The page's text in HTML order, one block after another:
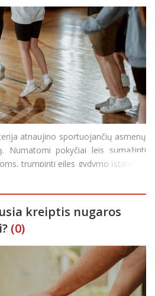
atnaujino sportuojančių asmenų
Numatomi pokyčiai leis sumažinti
trumpinti eiles gydymo įstaigose
asmenims būtinas
verti
kreiptis nugaros
(0)